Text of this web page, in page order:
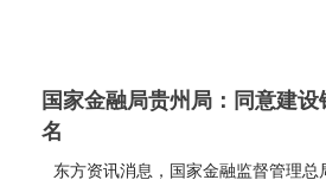
国家金融局贵州局：同意建
名
东方资讯消息，国家金融监督管理